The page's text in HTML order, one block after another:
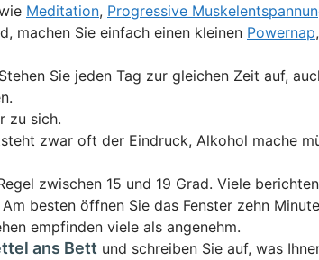
Meditation, Progressive
machen Sie einfach einen kleinen Powernap
Sie jeden Tag zur gleichen Zeit auf,
zu sich.
zwar oft der Eindruck, Alkohol mache
zwischen 15 und 19 Grad. Viele
besten öffnen Sie das Fenster zehn
empfinden viele als angenehm.
ans Bett und schreiben Sie auf, was